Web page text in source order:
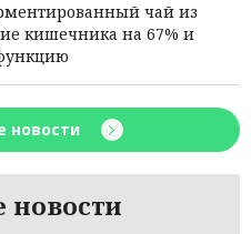
чай из
кишечника на 67% и
новости